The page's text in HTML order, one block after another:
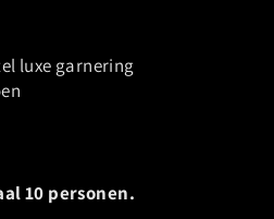
luxe garnering
10 personen.